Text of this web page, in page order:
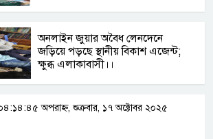
অনলাইন জুয়ার অবৈধ লেনদেনে
জড়িয়ে পড়ছে স্থানীয় বিকাশ এজেন্ট;
ক্ষুব্ধ এলাকাবাসী।।
অপরাহ্ন, শুক্রবার, ১৭ অক্টোবর ২০২৫